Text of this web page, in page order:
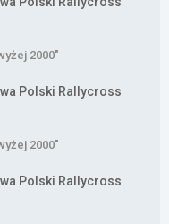
2000"
Polski Rallycross
2000"
Polski Rallycross